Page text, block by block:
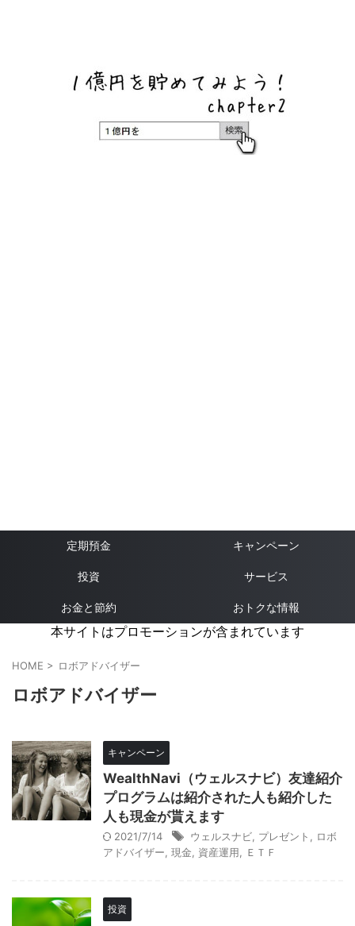
定期預金 キャンペーン
投資 サービス
お金と節約 おトクな情報
本サイトはプロモーションが含まれています
HOME > ロボアドバイザー
ロボアドバイザー
キャンペーン
WealthNavi（ウェルスナビ）友達紹介
プログラムは紹介された人も紹介した
人も現金が貰えます
2021/7/14 ウェルスナビ プレゼント
ロボ
アドバイザー 現金 資産運用 ＥＴＦ
投資